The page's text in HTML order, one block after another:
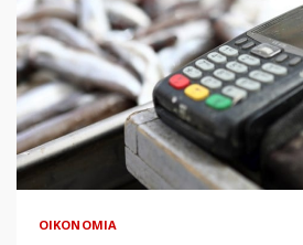
ΟΙΚΟΝΟΜΊΑ